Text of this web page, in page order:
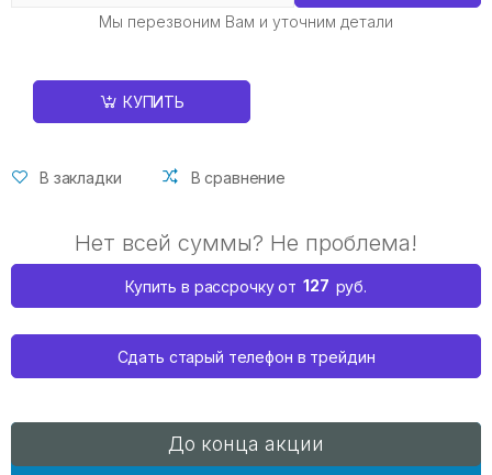
Мы перезвоним Вам и уточним детали
КУПИТЬ
В закладки В сравнение
Нет всей суммы? Не проблема!
Купить в рассрочку от 127 руб.
Сдать старый телефон в трейдин
До конца акции